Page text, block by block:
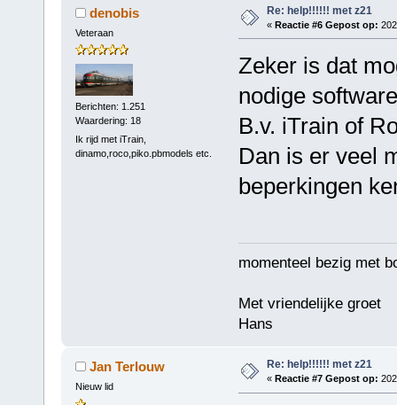
denobis
Veteraan
Berichten: 1.251
Waardering: 18
Ik rijd met iTrain,
dinamo,roco,piko.pbmodels etc.
Re: help!!!!!! met z21
« Reactie #6 Gepost op:
Zeker is dat
nodige
B.v. iTrain of
Dan is er veel
beperkingen
momenteel bezig met
Met vriendelijke groet
Hans
Jan Terlouw
Nieuw lid
Re: help!!!!!! met z21
« Reactie #7 Gepost op: